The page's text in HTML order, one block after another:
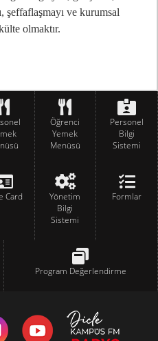
şeffaflaşmayı ve kurumsal
olmaktır.
Öğrenci
Yemek
Menüsü
Personel
Bilgi
Sistemi
Card
Yönetim
Bilgi
Sistemi
Formlar
Program Değerlendirme